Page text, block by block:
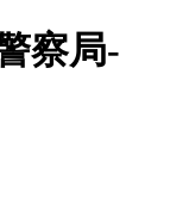
察局-